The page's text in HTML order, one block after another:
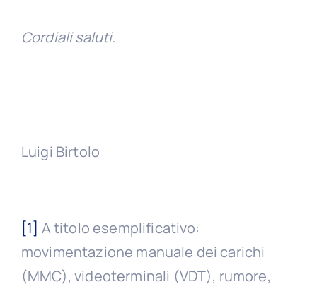
Cordiali saluti.
Luigi Birtolo
[1] A titolo esemplificativo:
movimentazione manuale dei carichi
(MMC), videoterminali (VDT), rumore,